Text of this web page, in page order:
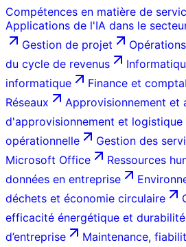
Compétences en matière de
Applications de l'IA dans le
Gestion de projet
du cycle de revenus
informatique
Finance et
Réseaux
Approvisionnement et
d'approvisionnement et logistique
opérationnelle
Gestion des
Microsoft Office
Ressources
données en entreprise
déchets et économie circulaire
efficacité énergétique et durabilité
d’entreprise
Maintenance,